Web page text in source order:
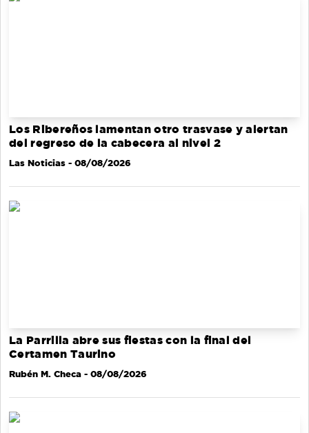
Los Ribereños lamentan otro trasvase y alertan
del regreso de la cabecera al nivel 2
Las Noticias - 08/08/2026
La Parrilla abre sus fiestas con la final del
Certamen Taurino
Rubén M. Checa - 08/08/2026